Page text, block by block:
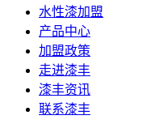
水性漆加盟
产品中心
加盟政策
走进漆丰
漆丰资讯
联系漆丰